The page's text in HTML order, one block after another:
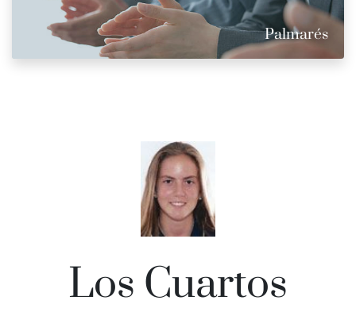
Palmarés
Los Cuartos